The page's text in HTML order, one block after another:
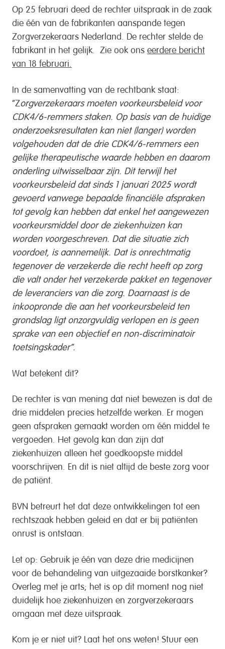
Op 25 februari deed de rechter uitspraak in de zaak
die één van de fabrikanten aanspande tegen
Zorgverzekeraars Nederland. De rechter stelde de
fabrikant in het gelijk. Zie ook ons eerdere bericht
van 18 februari.
In de samenvatting van de rechtbank staat:
“Z orgverzekeraars moeten voorkeursbeleid voor
CDK4/6-remmers staken. Op basis van de huidige
onderzoeksresultaten kan niet (langer) worden
volgehouden dat de drie CDK4/6-remmers een
gelijke therapeutische waarde hebben en daarom
onderling uitwisselbaar zijn. Dit terwijl het
voorkeursbeleid dat sinds 1 januari 2025 wordt
gevoerd vanwege bepaalde financiële afspraken
tot gevolg kan hebben dat enkel het aangewezen
voorkeursmiddel door de ziekenhuizen kan
worden voorgeschreven. Dat die situatie zich
voordoet, is aannemelijk. Dat is onrechtmatig
tegenover de verzekerde die recht heeft op zorg
die valt onder het verzekerde pakket en tegenover
de leveranciers van die zorg. Daarnaast is de
inkoopronde die aan het voorkeursbeleid ten
grondslag ligt onzorgvuldig verlopen en is geen
sprake van een objectief en non-discriminatoir
toetsingskader”.
Wat betekent dit?
De rechter is van mening dat niet bewezen is dat de
drie middelen precies hetzelfde werken. Er mogen
geen afspraken gemaakt worden om één middel te
vergoeden. Het gevolg kan dan zijn dat
ziekenhuizen alleen het goedkoopste middel
voorschrijven. En dit is niet altijd de beste zorg voor
de patiënt.
BVN betreurt het dat deze ontwikkelingen tot een
rechtszaak hebben geleid en dat er bij patiënten
onrust is ontstaan.
Let op: Gebruik je één van deze drie medicijnen
voor de behandeling van uitgezaaide borstkanker?
Overleg met je arts; het is op dit moment nog niet
duidelijk hoe ziekenhuizen en zorgverzekeraars
omgaan met deze uitspraak.
Kom je er niet uit? Laat het ons weten! Stuur een